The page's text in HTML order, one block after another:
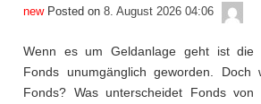
Posted on 8. August 2026 04:06
Wenn es um Geldanlage geht ist die
Fonds unumgänglich geworden. Doch
Fonds? Was unterscheidet Fonds